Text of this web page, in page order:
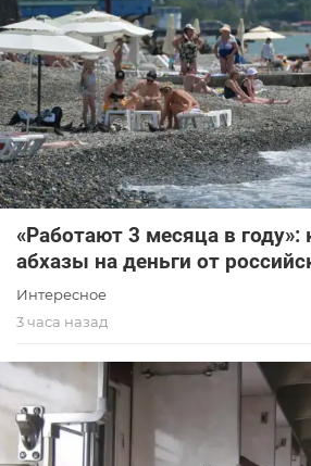
«Работают 3 месяца в году»:
абхазы на деньги от
Интересное
3 часа назад